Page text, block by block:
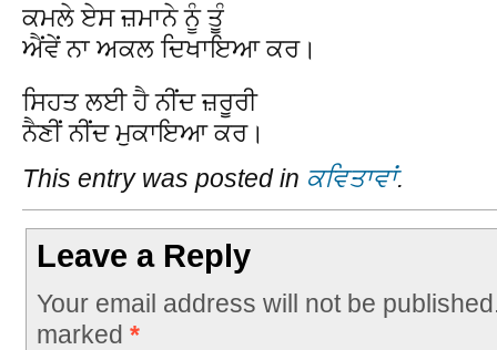
ਕਮਲੇ ਏਸ ਜ਼ਮਾਨੇ ਨੂੰ ਤੂੰ
ਐਂਵੇਂ ਨਾ ਅਕਲ ਦਿਖਾਇਆ ਕਰ।
ਸਿਹਤ ਲਈ ਹੈ ਨੀਂਦ ਜ਼ਰੂਰੀ
ਨੈਣੀਂ ਨੀਂਦ ਮੁਕਾਇਆ ਕਰ।
This entry was posted in ਕਵਿਤਾਵਾਂ.
Leave a Reply
Your email address will not be
marked *